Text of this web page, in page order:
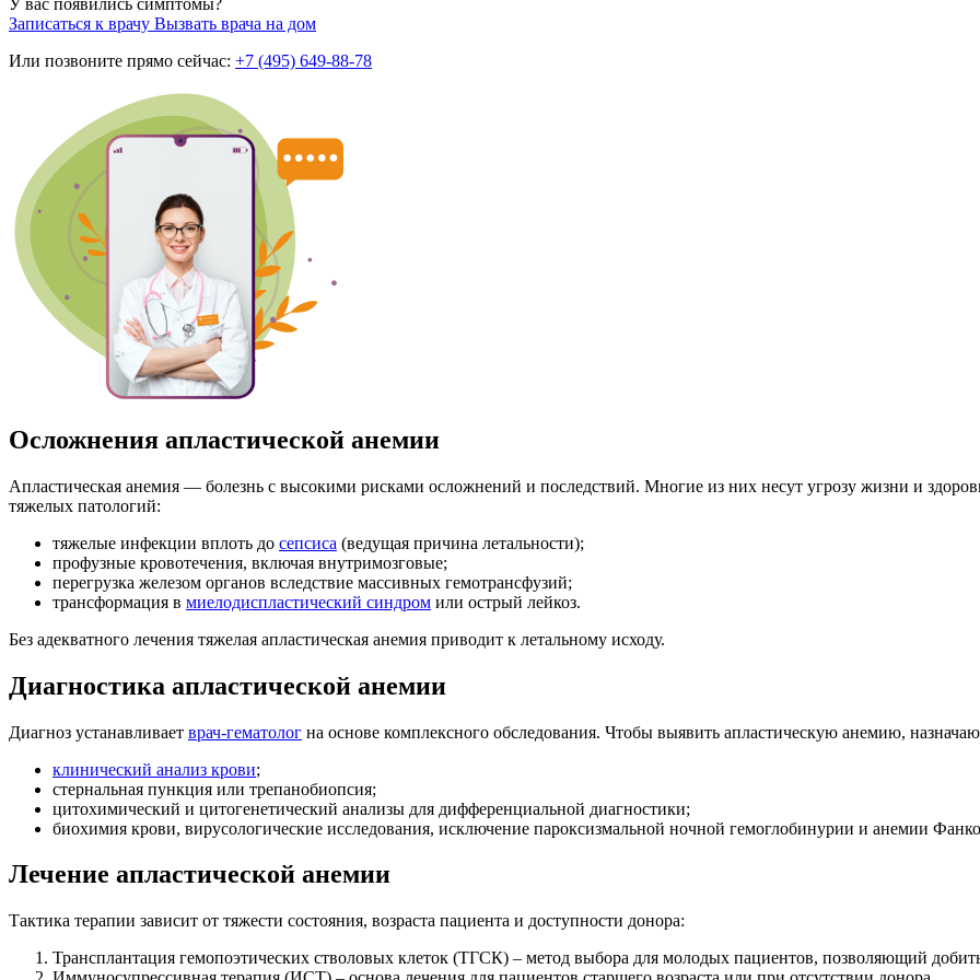
Записаться к врачу Вызвать врача на дом
Или позвоните прямо сейчас: +7 (495) 649-88-78
Осложнения апластической анемии
Апластическая анемия — болезнь с высокими рисками осложнений и последствий. Многие из них несут угрозу жизни и
тяжелых патологий:
тяжелые инфекции вплоть до сепсиса (ведущая причина летальности);
профузные кровотечения, включая внутримозговые;
перегрузка железом органов вследствие массивных гемотрансфузий;
трансформация в миелодиспластический синдром или острый лейкоз.
Без адекватного лечения тяжелая апластическая анемия приводит к летальному исходу.
Диагностика апластической анемии
Диагноз устанавливает врач-гематолог на основе комплексного обследования. Чтобы выявить апластическую анемию,
клинический анализ крови;
стернальная пункция или трепанобиопсия;
цитохимический и цитогенетический анализы для дифференциальной диагностики;
биохимия крови, вирусологические исследования, исключение пароксизмальной ночной гемоглобинурии и анемии
Лечение апластической анемии
Тактика терапии зависит от тяжести состояния, возраста пациента и доступности донора:
Трансплантация гемопоэтических стволовых клеток (ТГСК) – метод выбора для молодых пациентов, позволяющий